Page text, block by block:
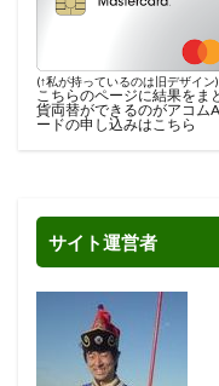
(↑私が持っているのは旧デザイン)
こちらのページに結果をま
貨両替ができるのがアコム
ードの申し込みはこちら
サイト運営者